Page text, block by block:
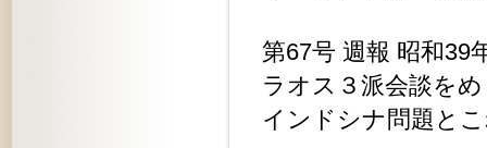
第67号 週報 昭和39
ラオス３派会談を
インドシナ問題と